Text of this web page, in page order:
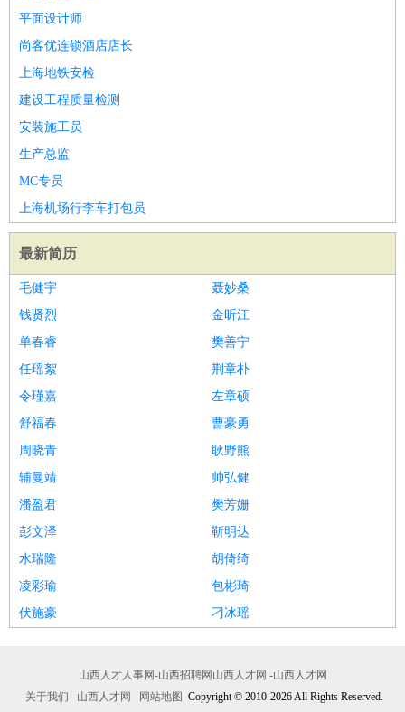
平面设计师
尚客优连锁酒店店长
上海地铁安检
建设工程质量检测
安装施工员
生产总监
MC专员
上海机场行李车打包员
最新简历
毛健宇
聂妙桑
钱贤烈
金昕江
单春睿
樊善宁
任瑶絮
荆章朴
令瑾嘉
左章硕
舒福春
曹豪勇
周晓青
耿野熊
辅曼靖
帅弘健
潘盈君
樊芳姗
彭文泽
靳明达
水瑞隆
胡倚绮
凌彩瑜
包彬琦
伏施豪
刁冰瑶
山西人才人事网-山西招聘网山西人才网 -山西人才网
关于我们
山西人才网 网站地图 Copyright © 2010-2026 All Rights Reserved.